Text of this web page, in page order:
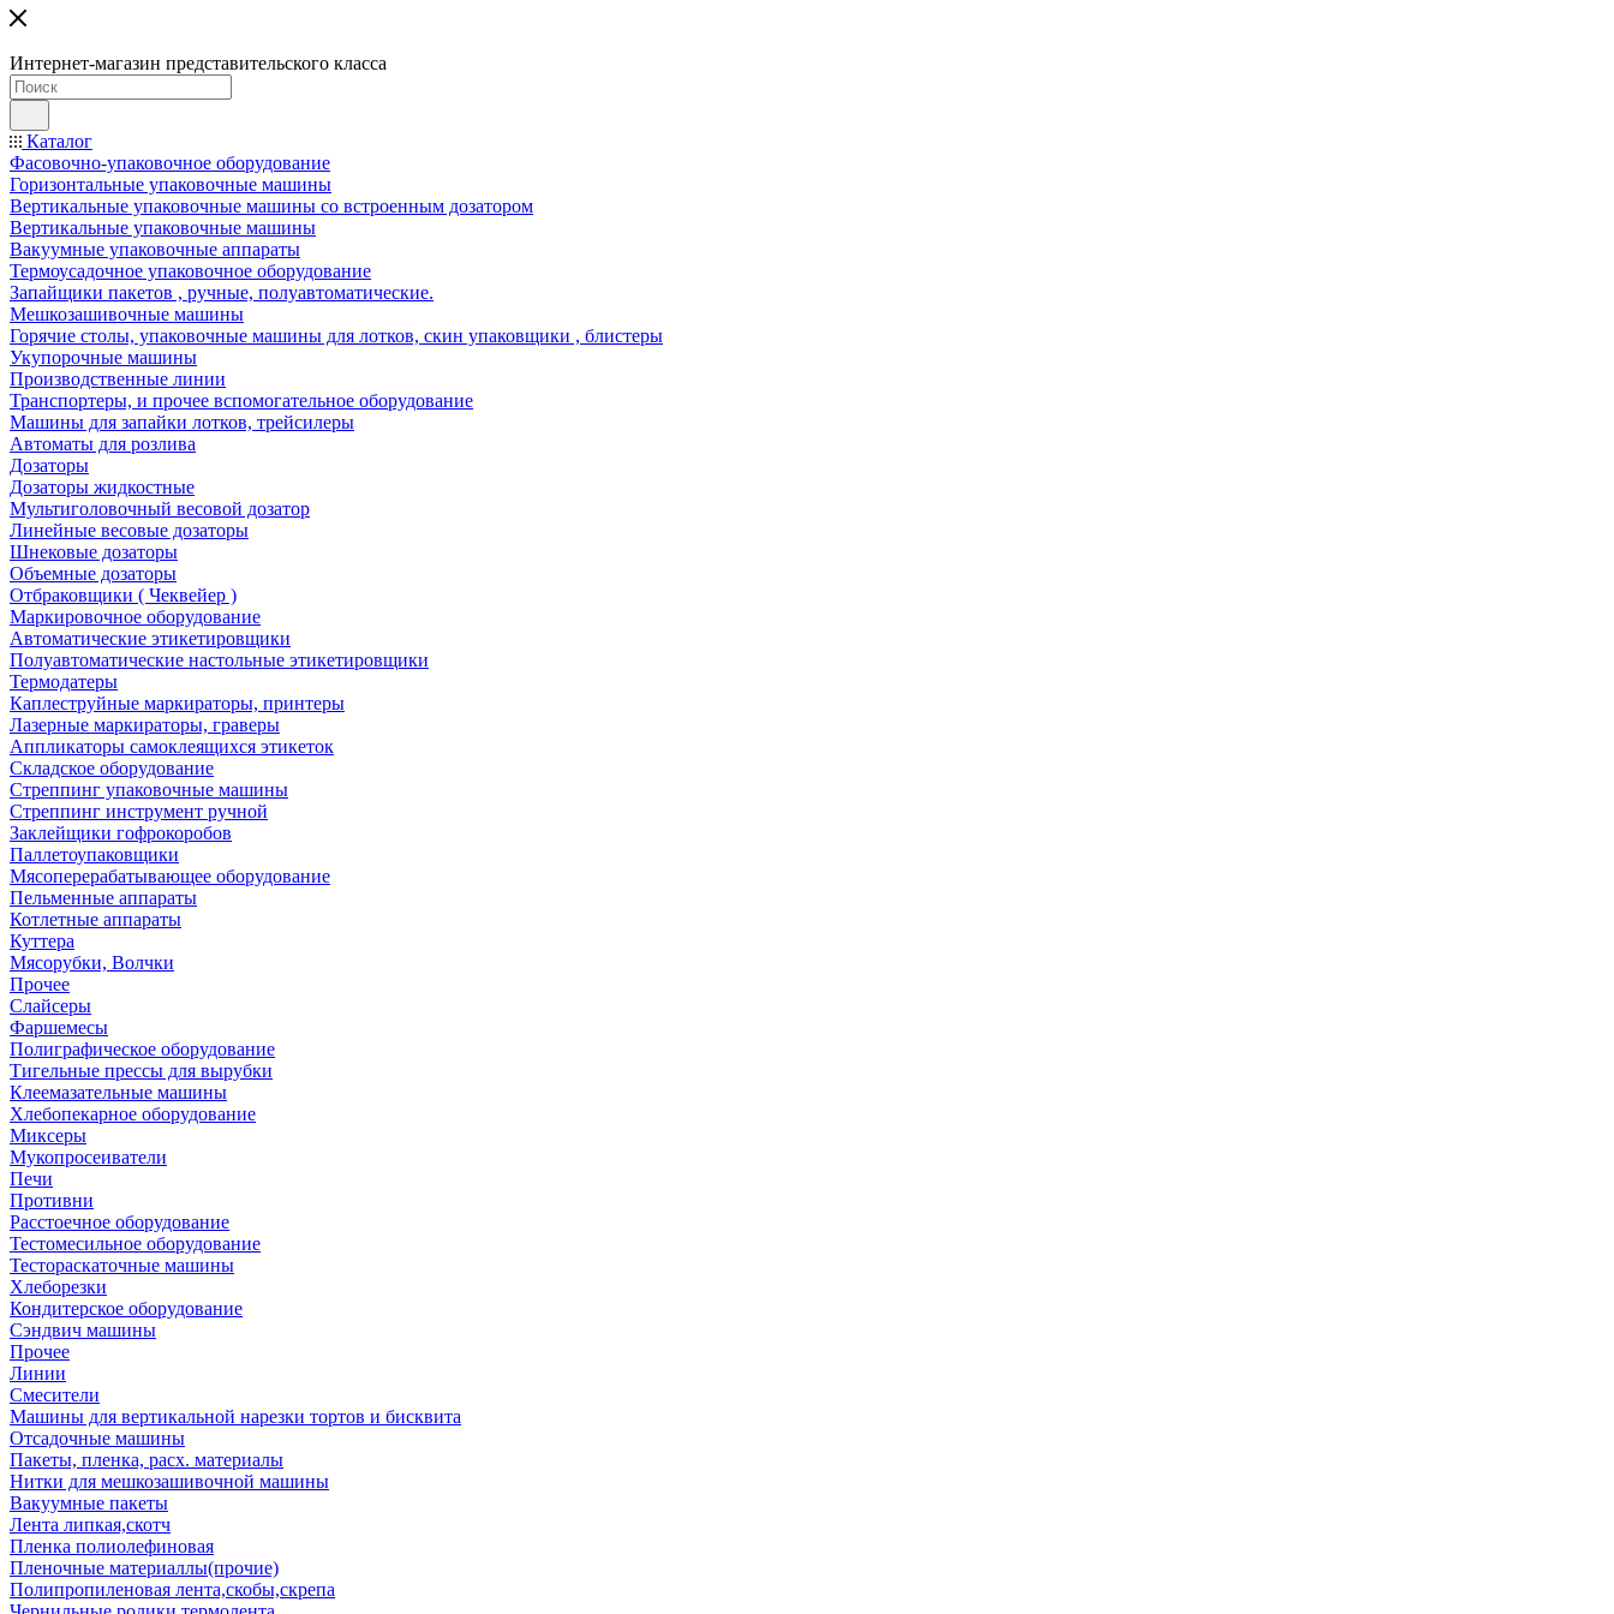
Интернет-магазин представительского класса
Каталог
Фасовочно-упаковочное оборудование
Горизонтальные упаковочные машины
Вертикальные упаковочные машины со встроенным дозатором
Вертикальные упаковочные машины
Вакуумные упаковочные аппараты
Термоусадочное упаковочное оборудование
Запайщики пакетов , ручные, полуавтоматические.
Мешкозашивочные машины
Горячие столы, упаковочные машины для лотков, скин упаковщики , блистеры
Укупорочные машины
Производственные линии
Транспортеры, и прочее вспомогательное оборудование
Машины для запайки лотков, трейсилеры
Автоматы для розлива
Дозаторы
Дозаторы жидкостные
Мультиголовочный весовой дозатор
Линейные весовые дозаторы
Шнековые дозаторы
Объемные дозаторы
Отбраковщики ( Чеквейер )
Маркировочное оборудование
Автоматические этикетировщики
Полуавтоматические настольные этикетировщики
Термодатеры
Каплеструйные маркираторы, принтеры
Лазерные маркираторы, граверы
Аппликаторы самоклеящихся этикеток
Складское оборудование
Стреппинг упаковочные машины
Стреппинг инструмент ручной
Заклейщики гофрокоробов
Паллетоупаковщики
Мясоперерабатывающее оборудование
Пельменные аппараты
Котлетные аппараты
Куттера
Мясорубки, Волчки
Прочее
Слайсеры
Фаршемесы
Полиграфическое оборудование
Тигельные прессы для вырубки
Клеемазательные машины
Хлебопекарное оборудование
Миксеры
Мукопросеиватели
Печи
Противни
Расстоечное оборудование
Тестомесильное оборудование
Тестораскаточные машины
Хлеборезки
Кондитерское оборудование
Сэндвич машины
Прочее
Линии
Смесители
Машины для вертикальной нарезки тортов и бисквита
Отсадочные машины
Пакеты, пленка, расх. материалы
Нитки для мешкозашивочной машины
Вакуумные пакеты
Лента липкая,скотч
Пленка полиолефиновая
Пленочные материаллы(прочие)
Полипропиленовая лента,скобы,скрепа